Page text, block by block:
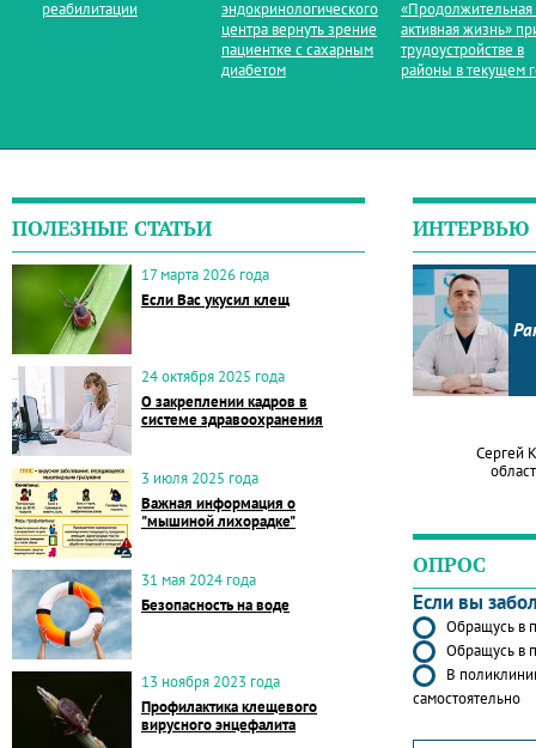
реабилитации
эндокринологического
центра вернуть зрение
пациентке с сахарным
диабетом
«Продолжительная
активная жизнь»
трудоустройстве в
районы в текущем
ПОЛЕЗНЫЕ СТАТЬИ
17 марта 2026 года
Если Вас укусил клещ
24 октября 2025 года
О закреплении кадров в
системе здравоохранения
3 июля 2025 года
Важная информация о
"мышиной лихорадке"
31 мая 2024 года
Безопасность на воде
13 ноября 2023 года
Профилактика клещевого
вирусного энцефалита
ИНТЕРВЬЮ
Сергей
ОПРОС
Если вы
Обращусь в
Обращусь в
В
самостоятельно